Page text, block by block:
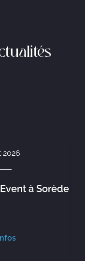
2026
à Sorède